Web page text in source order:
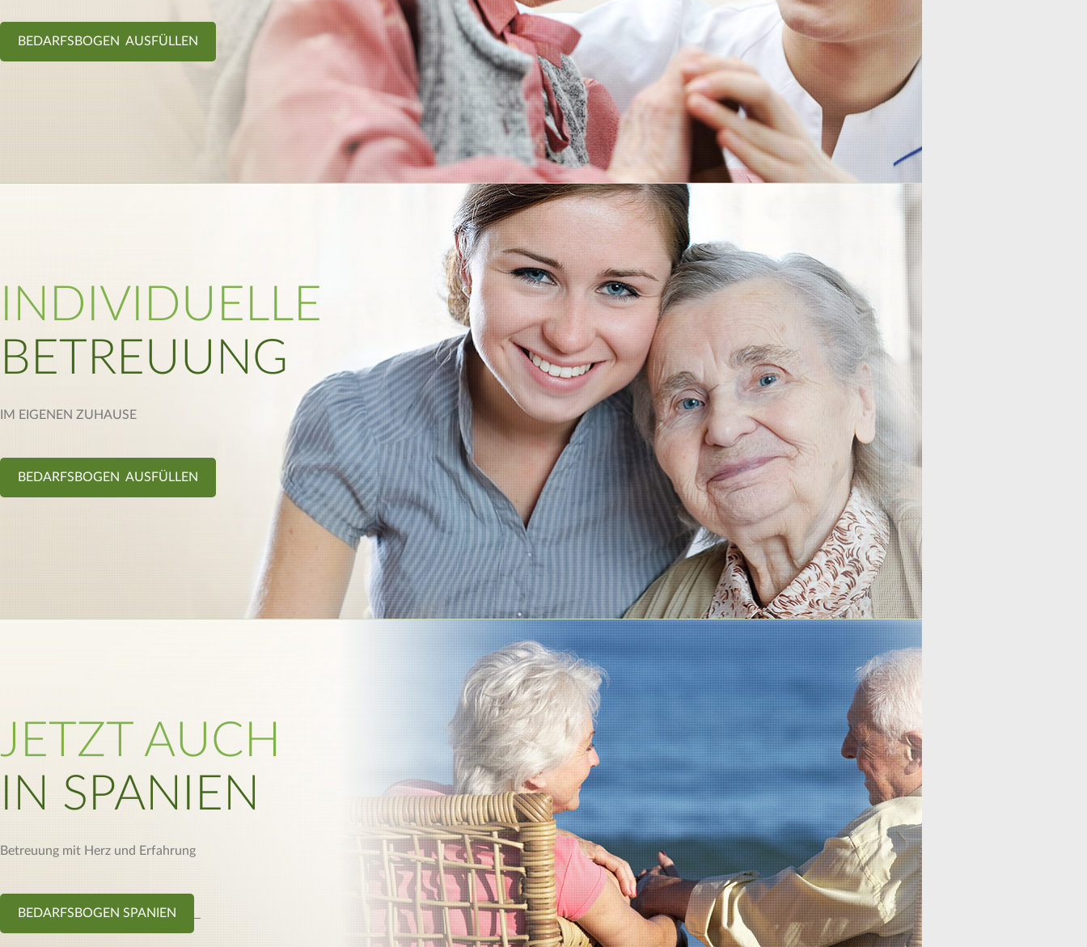
BEDARFSBOGEN AUSFÜLLEN
INDIVIDUELLE
BETREUUNG
IM EIGENEN ZUHAUSE
BEDARFSBOGEN AUSFÜLLEN
JETZT AUCH
IN SPANIEN
Betreuung mit Herz und Erfahrung
BEDARFSBOGEN SPANIEN